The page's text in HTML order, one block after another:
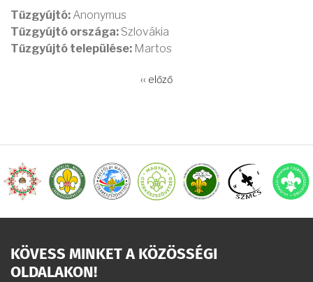
Tűzgyújtó: Anonymus
Tűzgyújtó országa: Szlovákia
Tűzgyújtó települése: Martos
Előző
‹‹ előző
KÖVESS MINKET A KÖZÖSSÉGI
OLDALAKON!